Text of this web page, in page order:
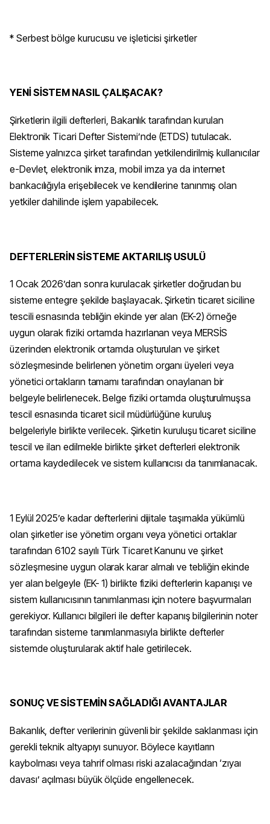
* Serbest bölge kurucusu ve işleticisi şirketler
YENİ SİSTEM NASIL ÇALIŞACAK?
Şirketlerin ilgili defterleri, Bakanlık tarafından kurulan
Elektronik Ticari Defter Sistemi’nde (ETDS) tutulacak.
Sisteme yalnızca şirket tarafından yetkilendirilmiş kullanıcılar
e-Devlet, elektronik imza, mobil imza ya da internet
bankacılığıyla erişebilecek ve kendilerine tanınmış olan
yetkiler dahilinde işlem yapabilecek.
DEFTERLERİN SİSTEME AKTARILIŞ USULÜ
1 Ocak 2026’dan sonra kurulacak şirketler doğrudan bu
sisteme entegre şekilde başlayacak. Şirketin ticaret siciline
tescili esnasında tebliğin ekinde yer alan (EK-2) örneğe
uygun olarak fiziki ortamda hazırlanan veya MERSİS
üzerinden elektronik ortamda oluşturulan ve şirket
sözleşmesinde belirlenen yönetim organı üyeleri veya
yönetici ortakların tamamı tarafından onaylanan bir
belgeyle belirlenecek. Belge fiziki ortamda oluşturulmuşsa
tescil esnasında ticaret sicil müdürlüğüne kuruluş
belgeleriyle birlikte verilecek. Şirketin kuruluşu ticaret siciline
tescil ve ilan edilmekle birlikte şirket defterleri elektronik
ortama kaydedilecek ve sistem kullanıcısı da tanımlanacak.
1 Eylül 2025’e kadar defterlerini dijitale taşımakla yükümlü
olan şirketler ise yönetim organı veya yönetici ortaklar
tarafından 6102 sayılı Türk Ticaret Kanunu ve şirket
sözleşmesine uygun olarak karar almalı ve tebliğin ekinde
yer alan belgeyle (EK- 1) birlikte fiziki defterlerin kapanışı ve
sistem kullanıcısının tanımlanması için notere başvurmaları
gerekiyor. Kullanıcı bilgileri ile defter kapanış bilgilerinin noter
tarafından sisteme tanımlanmasıyla birlikte defterler
sistemde oluşturularak aktif hale getirilecek.
SONUÇ VE SİSTEMİN SAĞLADIĞI AVANTAJLAR
Bakanlık, defter verilerinin güvenli bir şekilde saklanması için
gerekli teknik altyapıyı sunuyor. Böylece kayıtların
kaybolması veya tahrif olması riski azalacağından ‘zıyaı
davası’ açılması büyük ölçüde engellenecek.